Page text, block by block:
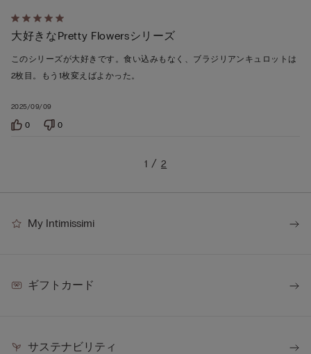
5
段
階
の
ち
5
2025/09/09
大好きなPretty Flowersシリーズ
このシリーズが大好きです。食い込みもなく、ブラジリアンキュロットは
2枚目。もう1枚変えばよかった。
0 0
1 2
My Intimissimi
ギフトカード
サステナビリティ